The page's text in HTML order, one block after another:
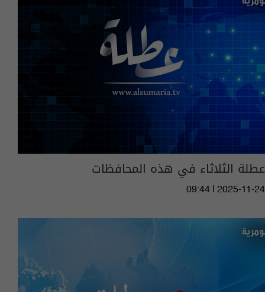
عطلة الثلاثاء في هذه المحافظات
09:44 | 2025-11-24